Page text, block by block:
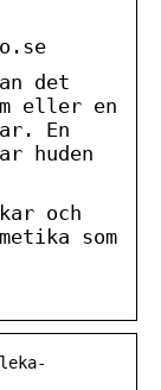
det
eller en
En
huden
och
som